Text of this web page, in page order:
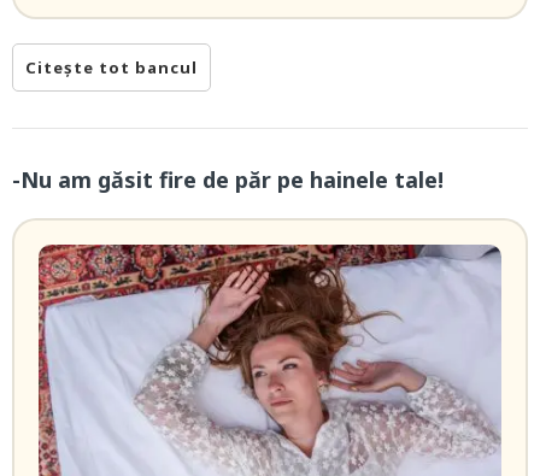
Citește tot bancul
-Nu am găsit fire de păr pe hainele tale!